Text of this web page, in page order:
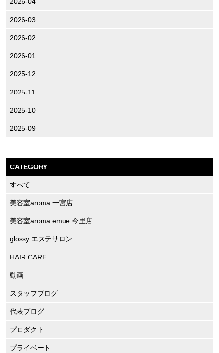
2026-03
2026-02
2026-01
2025-12
2025-11
2025-10
2025-09
CATEGORY
すべて
美容室aroma 一宮店
美容室aroma emue 今里店
glossy エステサロン
HAIR CARE
動画
スタッフブログ
代表ブログ
プロダクト
プライベート